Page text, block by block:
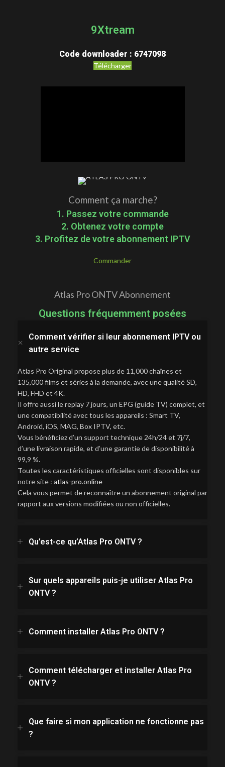
9Xtream
Code downloader : 6747098
Télécharger
Comment ça marche?
1. Passez votre commande
2. Obtenez votre compte
3. Profitez de votre abonnement IPTV
Commander
Atlas Pro ONTV Abonnement
Questions fréquemment posées
Comment vérifier si leur abonnement IPTV ou
autre service
Atlas Pro Original propose plus de 11,000 chaînes et
135,000 films et séries à la demande, avec une qualité SD,
HD, FHD et 4K.
Il offre aussi le replay 7 jours, un EPG (guide TV) complet, et
une compatibilité avec tous les appareils : Smart TV,
Android, iOS, MAG, Box IPTV, etc.
Vous bénéficiez d’un support technique 24h/24 et 7j/7,
d’une livraison rapide, et d’une garantie de disponibilité à
99,9 %.
Toutes les caractéristiques officielles sont disponibles sur
notre site : atlas-pro.online
Cela vous permet de reconnaître un abonnement original par
rapport aux versions modifiées ou non officielles.
Qu’est-ce qu’Atlas Pro ONTV ?
Sur quels appareils puis-je utiliser Atlas Pro
ONTV ?
Comment installer Atlas Pro ONTV ?
Comment télécharger et installer Atlas Pro
ONTV ?
Que faire si mon application ne fonctionne pas
?